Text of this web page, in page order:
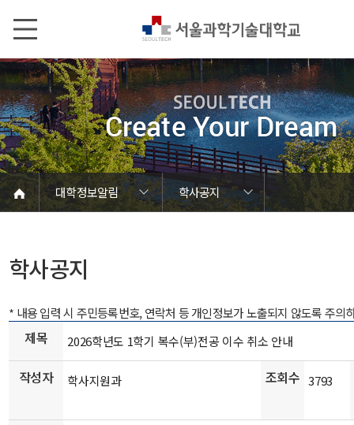
대학정보알림
학사공지
대학정보알림
정보공개
정보서비스안내
온라인민원센터
청렴행정
갑질신고센터
유실물 센터
SEOULTECH광장
대학공지사항
학사공지
장학공지
대학원공지
취업공지
대학입찰
채용정보
공모/외부행사
등록금심의위원회
코로나바이러스19 대응안내
재정위원회
학사공지
* 내용 입력 시 주민등록번호, 연락처 등 개인정보가 노출되지 않도록 주의
제목 2026학년도 1학기 복수(부)전공 이수 취소 안내
작성자 학사지원과 조회수 3793